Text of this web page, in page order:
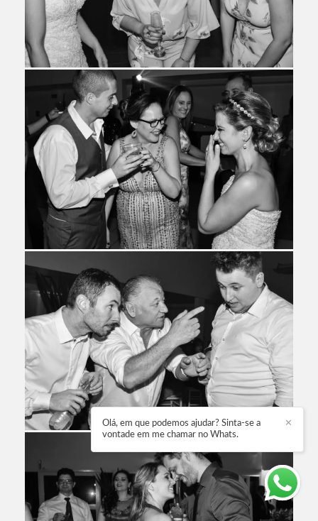
✕
Olá, em que podemos ajudar? Sinta-se a
vontade em me chamar no Whats.